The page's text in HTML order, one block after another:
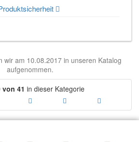
wir am 10.08.2017 in unseren Katalog
aufgenommen.
von 41 in dieser Kategorie